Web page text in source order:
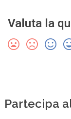
Valuta la
Partecipa